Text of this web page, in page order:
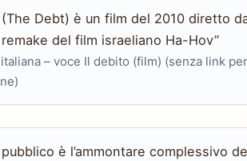
Debt) è un film del 2010 diretto
del film israeliano Ha-Hov”
– voce Il debito (film) (senza link
è l’ammontare complessivo